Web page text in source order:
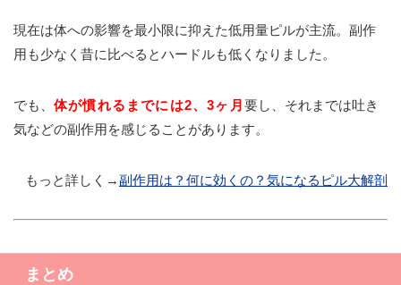
現在は体への影響を最小限に抑えた低用量ピルが主流。副作
用も少なく昔に比べるとハードルも低くなりました。
でも、 体が慣れるまでには2、3ヶ月 要し、それまでは吐き
気などの副作用を感じることがあります。
もっと詳しく→副作用は？何に効くの？気になるピル大解剖
まとめ